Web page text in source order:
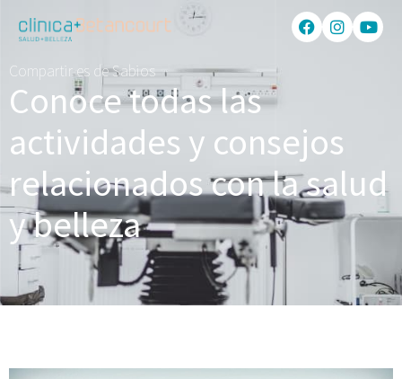
Compartir es de Sabios
Conoce todas las
actividades y consejos
relacionados con la salud
y belleza